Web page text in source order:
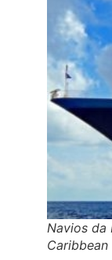
Navios da
Caribbean